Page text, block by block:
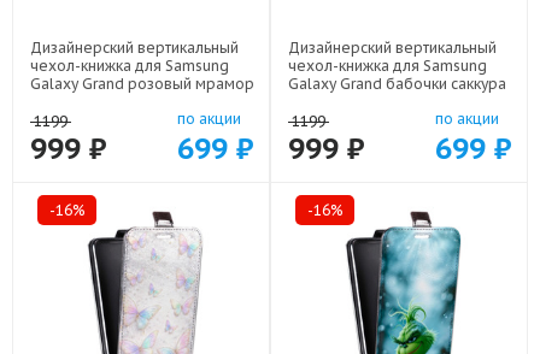
Дизайнерский вертикальный
чехол-книжка для Samsung
Galaxy Grand розовый мрамор
1199
999 ₽
по акции
699 ₽
Дизайнерский вертикальный
чехол-книжка для Samsung
Galaxy Grand бабочки саккура
1199
999 ₽
по акции
699 ₽
-16% -16%